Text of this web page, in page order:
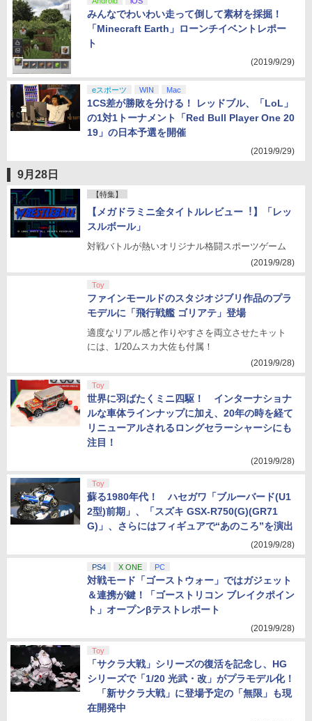
みんなでわいわい走って倒して素材を採掘！
「Minecraft Earth」ローンチイベントレポー
ト
(2019/9/29)
eスポーツ WIN Mac
1CS差が勝敗を分ける！ レッドブル、「LoL」
の1対1トーナメント「Red Bull Player One 20
19」の日本予選を開催
(2019/9/29)
9月28日
【特集】
【メガドラミニ全タイトルレビュー︕】「レッ
スルボール」
対戦バトルが熱いオリジナル格闘スポーツゲーム
(2019/9/28)
Toy
ファインモールドのスタジオジブリ作品のプラ
モデルに「飛行戦艦 ゴリアテ」登場
適度なリアル感と作りやすさを両立させたキット
には、1/20ムスカ大佐も付属！
(2019/9/28)
Toy
世界に羽ばたくミニ四駆！ インターナショナ
ルな車体ラインナップに加え、20年の時を経て
リニューアルされるロングセラーシャーシにも
注目！
(2019/9/28)
Toy
蘇る1980年代！ ハセガワ「ブルーバード(U1
2型)前期」、「スズキ GSX-R750(G)(GR71
G)」、さらにはフィギュアで“あのころ”を演出
(2019/9/28)
PS4 X ONE PC
対戦モード「ゴーストウォー」ではガジェット
＆連携が鍵！「ゴーストリコン ブレイクポイン
ト」オープンβテストレポート
(2019/9/28)
Toy
「サクラ大戦」シリーズの復活を記念し、HG
シリーズで「1/20 光武・改」がプラモデル化！
「新サクラ大戦」に登場予定の「無限」も現
在開発中